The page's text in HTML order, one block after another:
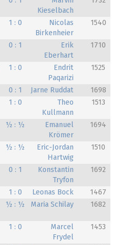
Kieselbach
1 : 0
Nicolas
Birkenheier
1540
0 : 1
Erik
Eberhart
1710
1 : 0
Endrit
Paqarizi
1525
0 : 1 Jarne Ruddat
1698
1 : 0
Theo
Kullmann
1513
½ : ½
Emanuel
Krömer
1694
½ : ½
Eric-Jordan
Hartwig
1510
0 : 1
Konstantin
Tryfon
1692
1 : 0 Leonas Bock
1467
½ : ½ Maria Schilay 1682
1 : 0
Marcel
Frydel
1453